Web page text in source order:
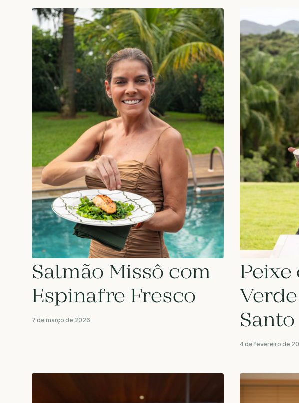
Salmão Missô com
Espinafre Fresco
7 de março de 2026
Santo
4 de fevereiro de